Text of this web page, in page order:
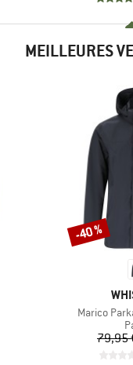
MEILLEURES
Article
Marico
79,95
Remise
-40 %